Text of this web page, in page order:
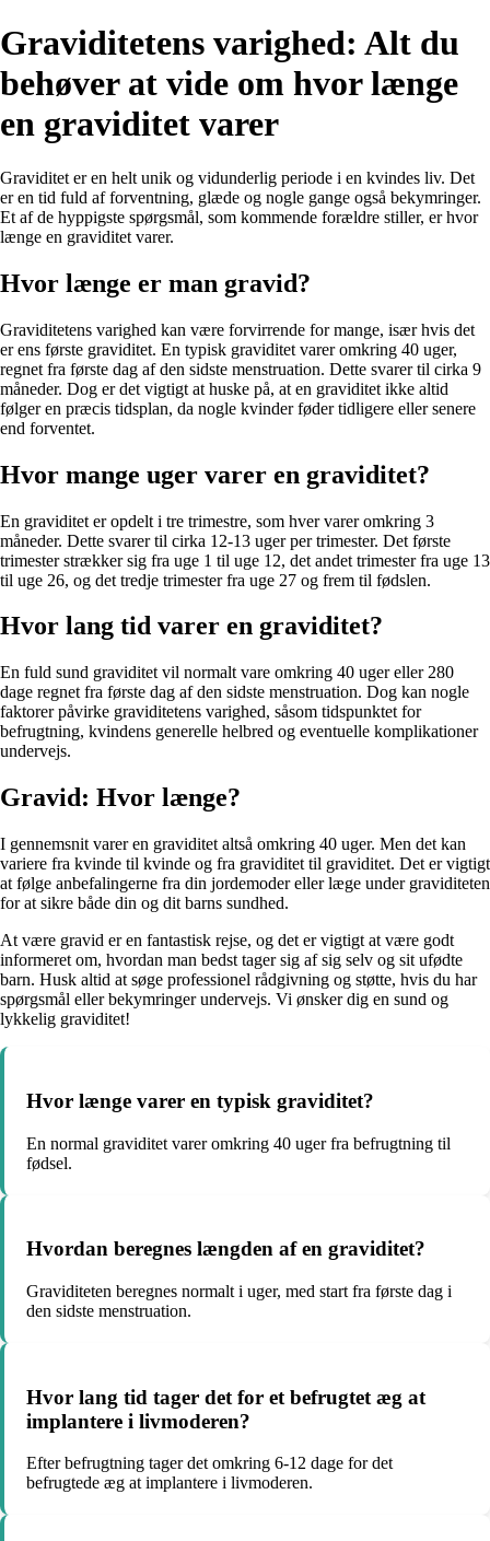
Graviditetens varighed: Alt du
behøver at vide om hvor længe
en graviditet varer
Graviditet er en helt unik og vidunderlig periode i en kvindes liv. Det
er en tid fuld af forventning, glæde og nogle gange også bekymringer.
Et af de hyppigste spørgsmål, som kommende forældre stiller, er hvor
længe en graviditet varer.
Hvor længe er man gravid?
Graviditetens varighed kan være forvirrende for mange, især hvis det
er ens første graviditet. En typisk graviditet varer omkring 40 uger,
regnet fra første dag af den sidste menstruation. Dette svarer til cirka 9
måneder. Dog er det vigtigt at huske på, at en graviditet ikke altid
følger en præcis tidsplan, da nogle kvinder føder tidligere eller senere
end forventet.
Hvor mange uger varer en graviditet?
En graviditet er opdelt i tre trimestre, som hver varer omkring 3
måneder. Dette svarer til cirka 12-13 uger per trimester. Det første
trimester strækker sig fra uge 1 til uge 12, det andet trimester fra uge 13
til uge 26, og det tredje trimester fra uge 27 og frem til fødslen.
Hvor lang tid varer en graviditet?
En fuld sund graviditet vil normalt vare omkring 40 uger eller 280
dage regnet fra første dag af den sidste menstruation. Dog kan nogle
faktorer påvirke graviditetens varighed, såsom tidspunktet for
befrugtning, kvindens generelle helbred og eventuelle komplikationer
undervejs.
Gravid: Hvor længe?
I gennemsnit varer en graviditet altså omkring 40 uger. Men det kan
variere fra kvinde til kvinde og fra graviditet til graviditet. Det er vigtigt
at følge anbefalingerne fra din jordemoder eller læge under graviditeten
for at sikre både din og dit barns sundhed.
At være gravid er en fantastisk rejse, og det er vigtigt at være godt
informeret om, hvordan man bedst tager sig af sig selv og sit ufødte
barn. Husk altid at søge professionel rådgivning og støtte, hvis du har
spørgsmål eller bekymringer undervejs. Vi ønsker dig en sund og
lykkelig graviditet!
Hvor længe varer en typisk graviditet?
En normal graviditet varer omkring 40 uger fra befrugtning til
fødsel.
Hvordan beregnes længden af en graviditet?
Graviditeten beregnes normalt i uger, med start fra første dag i
den sidste menstruation.
Hvor lang tid tager det for et befrugtet æg at
implantere i livmoderen?
Efter befrugtning tager det omkring 6-12 dage for det
befrugtede æg at implantere i livmoderen.